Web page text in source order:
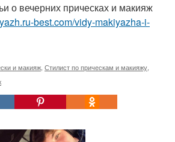
о вечерних прическах и макияж
best.com/vidy-makiyazha-i-
и макияж Стилист по прическам и макияжу